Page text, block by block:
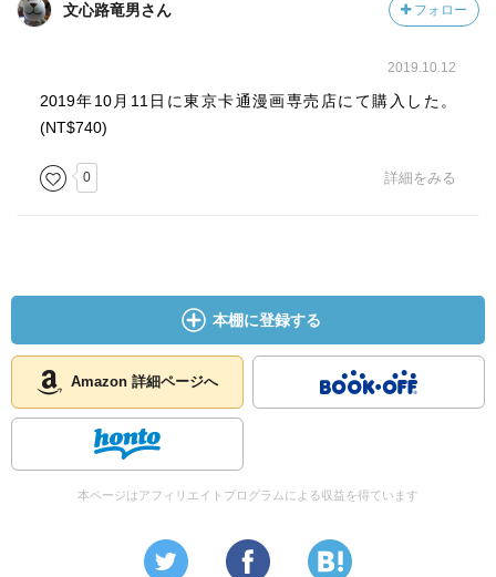
文心路竜男さん フォロー
2019.10.12
2019年10月11日に東京卡通漫画専売店にて購入した。
(NT$740)
0 詳細をみる
本棚に登録する
Amazon 詳細ページへ
本ページはアフィリエイトプログラムによる収益を得ています